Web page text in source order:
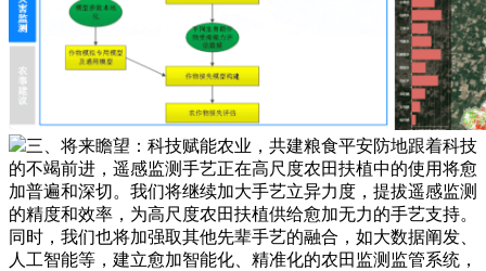
三、将来瞻望：科技赋能农业，共建粮食平安防地跟着科技
的不竭前进，遥感监测手艺正在高尺度农田扶植中的使用将愈
加普遍和深切。我们将继续加大手艺立异力度，提拔遥感监测
的精度和效率，为高尺度农田扶植供给愈加无力的手艺支持。
同时，我们也将加强取其他先辈手艺的融合，如大数据阐发、
人工智能等，建立愈加智能化、精准化的农田监测监管系统，